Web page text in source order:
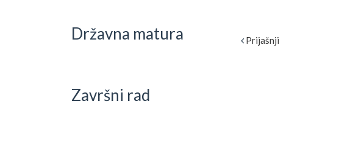
Državna matura
Završni rad
Prijašnji